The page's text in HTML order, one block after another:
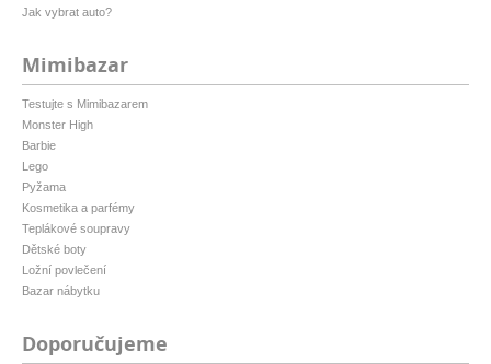
Jak vybrat auto?
Mimibazar
Testujte s Mimibazarem
Monster High
Barbie
Lego
Pyžama
Kosmetika a parfémy
Teplákové soupravy
Dětské boty
Ložní povlečení
Bazar nábytku
Doporučujeme